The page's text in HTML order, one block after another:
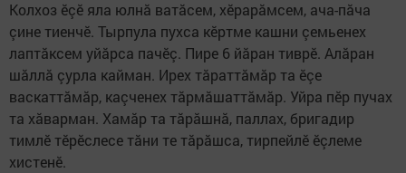
Колхоз ӗçӗ яла юлнă ватăсем, хӗрарăмсем, ача-пăча
çине тиенчӗ. Тырпула пухса кӗртме кашни çемьенех
лаптăксем уйăрса пачӗç. Пире 6 йăран тиврӗ. Алăран
шăллă çурла кайман. Ирех тăраттăмăр та ӗçе
васкаттăмăр, каçченех тăрмăшаттăмăр. Уйра пӗр пучах
та хăварман. Хамăр та тăрăшнă, паллах, бригадир
тимлӗ тӗрӗслесе тăни те тăрăшса, тирпейлӗ ӗçлеме
хистенӗ.